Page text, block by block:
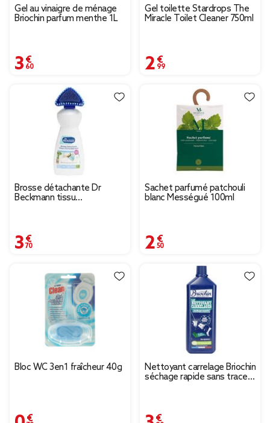
Gel au vinaigre de ménage
Briochin parfum menthe 1L
3,60 €
Gel toilette Stardrops The
Miracle Toilet Cleaner 750ml
2,99 €
Brosse détachante Dr
Beckmann tissu
3,70 €
Sachet parfumé patchouli
blanc Mességué 100ml
2,50 €
Bloc WC 3en1 fraîcheur 40g
0,70 €
Nettoyant carrelage Briochin
séchage rapide sans traces
3,90 €